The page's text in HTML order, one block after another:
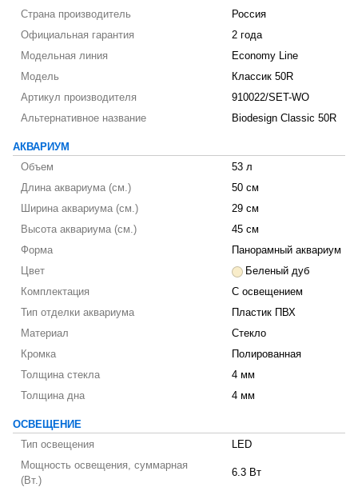
Страна производитель
Россия
Официальная гарантия
2 года
Модельная линия
Economy Line
Модель
Классик 50R
Артикул производителя
910022/SET-WO
Альтернативное название
Biodesign Classic 50R
АКВАРИУМ
Объем
53 л
Длина аквариума (см.)
50 см
Ширина аквариума (см.)
29 см
Высота аквариума (см.)
45 см
Форма
Панорамный аквариум
Цвет
Беленый дуб
Комплектация
С освещением
Тип отделки аквариума
Пластик ПВХ
Материал
Стекло
Кромка
Полированная
Толщина стекла
4 мм
Толщина дна
4 мм
ОСВЕЩЕНИЕ
Тип освещения
LED
Мощность освещения, суммарная
(Вт.)
6.3 Вт